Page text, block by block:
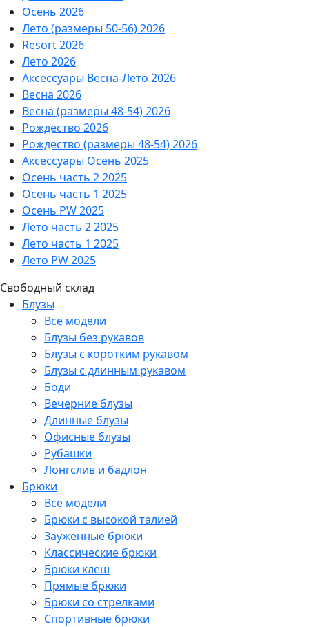
Осень 2026
Лето (размеры 50-56) 2026
Resort 2026
Лето 2026
Аксессуары Весна-Лето 2026
Весна 2026
Весна (размеры 48-54) 2026
Рождество 2026
Рождество (размеры 48-54) 2026
Аксессуары Осень 2025
Осень часть 2 2025
Осень часть 1 2025
Осень PW 2025
Лето часть 2 2025
Лето часть 1 2025
Лето PW 2025
Свободный склад
Блузы
Все модели
Блузы без рукавов
Блузы с коротким рукавом
Блузы с длинным рукавом
Боди
Вечерние блузы
Длинные блузы
Офисные блузы
Рубашки
Лонгслив и бадлон
Брюки
Все модели
Брюки с высокой талией
Зауженные брюки
Классические брюки
Брюки клеш
Прямые брюки
Брюки со стрелками
Спортивные брюки